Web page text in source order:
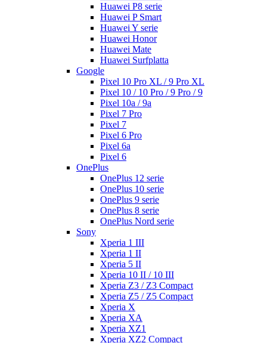
Huawei P8 serie
Huawei P Smart
Huawei Y serie
Huawei Honor
Huawei Mate
Huawei Surfplatta
Google
Pixel 10 Pro XL / 9 Pro XL
Pixel 10 / 10 Pro / 9 Pro / 9
Pixel 10a / 9a
Pixel 7 Pro
Pixel 7
Pixel 6 Pro
Pixel 6a
Pixel 6
OnePlus
OnePlus 12 serie
OnePlus 10 serie
OnePlus 9 serie
OnePlus 8 serie
OnePlus Nord serie
Sony
Xperia 1 III
Xperia 1 II
Xperia 5 II
Xperia 10 II / 10 III
Xperia Z3 / Z3 Compact
Xperia Z5 / Z5 Compact
Xperia X
Xperia XA
Xperia XZ1
Xperia XZ2 Compact